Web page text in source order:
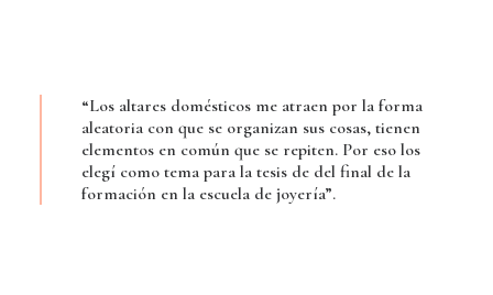
“Los altares domésticos me atraen por la forma
aleatoria con que se organizan sus cosas, tienen
elementos en común que se repiten. Por eso los
elegí como tema para la tesis de del final de la
formación en la escuela de joyería”.